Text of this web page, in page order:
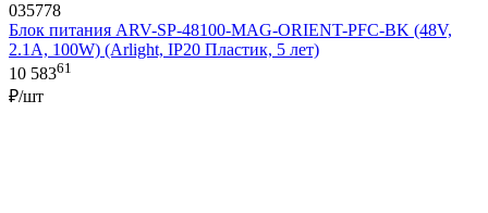
035778
Блок питания ARV-SP-48100-MAG-ORIENT-PFC-BK (48V,
2.1A, 100W) (Arlight, IP20 Пластик, 5 лет)
10 58361
₽/шт